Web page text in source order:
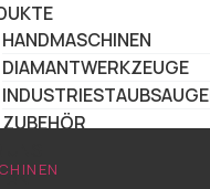
HANDMASCHINEN
DIAMANTWERKZEUGE
ZUBEHÖR